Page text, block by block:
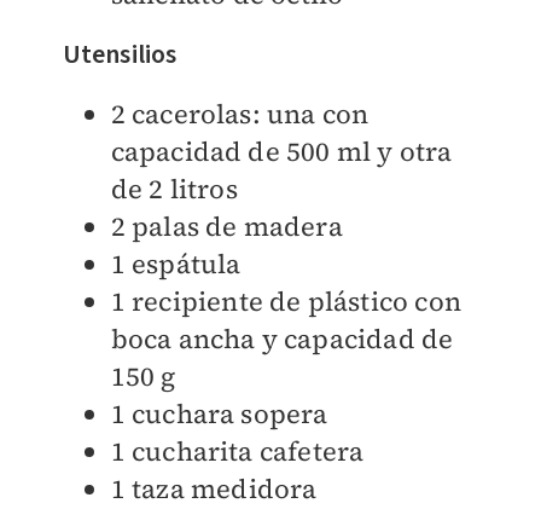
Utensilios
2 cacerolas: una con
capacidad de 500 ml y otra
de 2 litros
2 palas de madera
1 espátula
1 recipiente de plástico con
boca ancha y capacidad de
150 g
1 cuchara sopera
1 cucharita cafetera
1 taza medidora